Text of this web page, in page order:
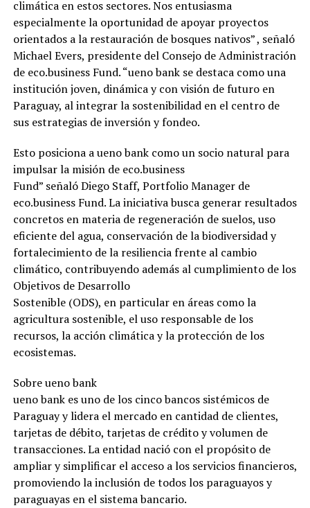
climática en estos sectores. Nos entusiasma
especialmente la oportunidad de apoyar proyectos
orientados a la restauración de bosques nativos” , señaló
Michael Evers, presidente del Consejo de Administración
de eco.business Fund. “ueno bank se destaca como una
institución joven, dinámica y con visión de futuro en
Paraguay, al integrar la sostenibilidad en el centro de
sus estrategias de inversión y fondeo.
Esto posiciona a ueno bank como un socio natural para
impulsar la misión de eco.business
Fund” señaló Diego Staff, Portfolio Manager de
eco.business Fund. La iniciativa busca generar resultados
concretos en materia de regeneración de suelos, uso
eficiente del agua, conservación de la biodiversidad y
fortalecimiento de la resiliencia frente al cambio
climático, contribuyendo además al cumplimiento de los
Objetivos de Desarrollo
Sostenible (ODS), en particular en áreas como la
agricultura sostenible, el uso responsable de los
recursos, la acción climática y la protección de los
ecosistemas.
Sobre ueno bank
ueno bank es uno de los cinco bancos sistémicos de
Paraguay y lidera el mercado en cantidad de clientes,
tarjetas de débito, tarjetas de crédito y volumen de
transacciones. La entidad nació con el propósito de
ampliar y simplificar el acceso a los servicios financieros,
promoviendo la inclusión de todos los paraguayos y
paraguayas en el sistema bancario.